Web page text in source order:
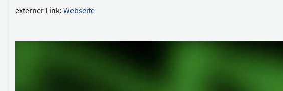
externer Link: Webseite